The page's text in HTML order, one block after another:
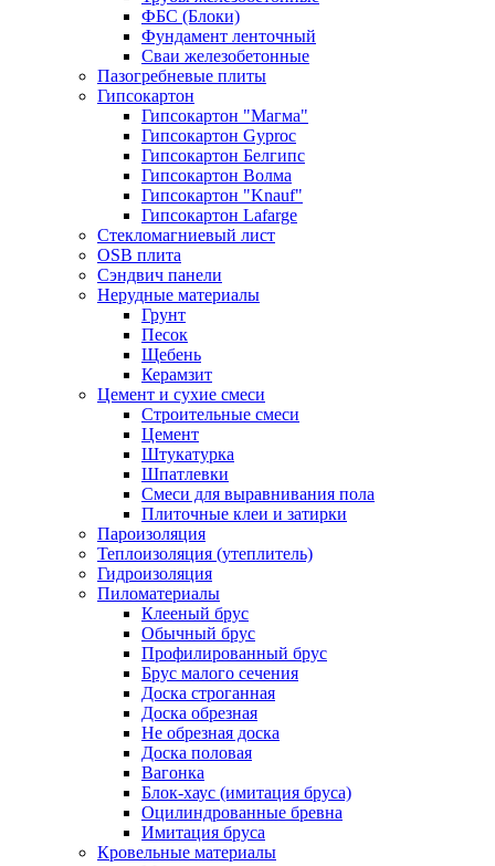
ФБС (Блоки)
Фундамент ленточный
Сваи железобетонные
Пазогребневые плиты
Гипсокартон
Гипсокартон "Магма"
Гипсокартон Gyproc
Гипсокартон Белгипс
Гипсокартон Волма
Гипсокартон "Knauf"
Гипсокартон Lafarge
Стекломагниевый лист
OSB плита
Сэндвич панели
Нерудные материалы
Грунт
Песок
Щебень
Керамзит
Цемент и сухие смеси
Строительные смеси
Цемент
Штукатурка
Шпатлевки
Смеси для выравнивания пола
Плиточные клеи и затирки
Пароизоляция
Теплоизоляция (утеплитель)
Гидроизоляция
Пиломатериалы
Клееный брус
Обычный брус
Профилированный брус
Брус малого сечения
Доска строганная
Доска обрезная
Не обрезная доска
Доска половая
Вагонка
Блок-хаус (имитация бруса)
Оцилиндрованные бревна
Имитация бруса
Кровельные материалы